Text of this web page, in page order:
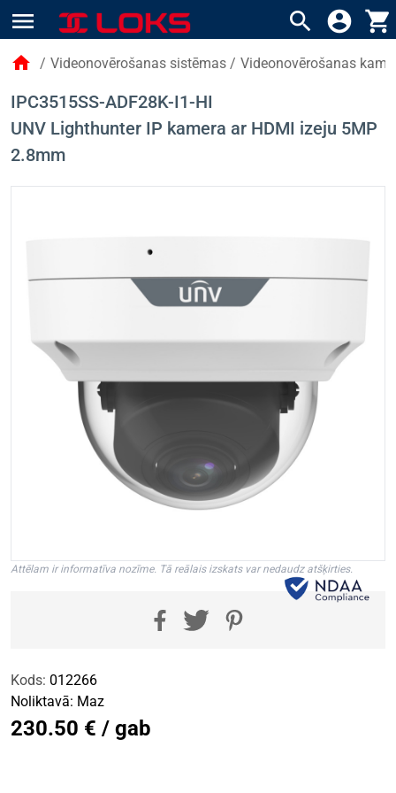
menu search account_circle shopping_cart
home / Videonovērošanas sistēmas / Videonovērošanas
IPC3515SS-ADF28K-I1-HI
UNV Lighthunter IP kamera ar HDMI izeju 5MP
2.8mm
Attēlam ir informatīva nozīme. Tā reālais izskats var nedaudz atšķirties.
Kods: 012266
Noliktavā: Maz
230.50 € / gab